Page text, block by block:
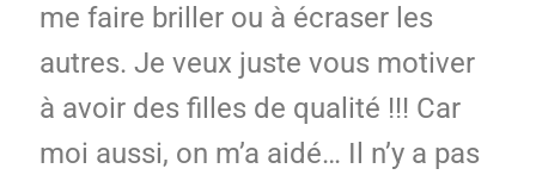
me faire briller ou à écraser les
autres. Je veux juste vous motiver
à avoir des filles de qualité !!! Car
moi aussi, on m’a aidé… Il n’y a pas